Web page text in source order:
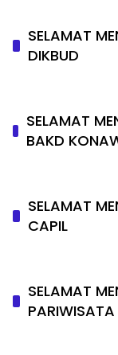
SELAMAT
DIKBUD
SELAMAT
BAKD
SELAMAT
CAPIL
SELAMAT
PARIWISATA